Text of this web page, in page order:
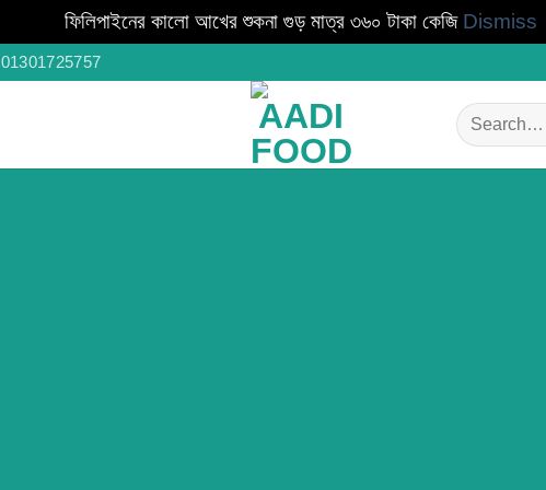
ফিলিপাইনের কালো আখের শুকনা গুড় মাত্র ৩৬০ টাকা কেজি Dismiss
01301725757
Search
for: